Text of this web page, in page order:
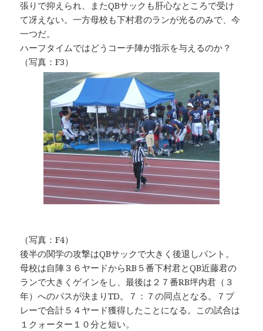
張りで抑えられ、またQBサックも肝心なところで受け
て冴えない。一方母校も下村君のランが光るのみで、今
一つだ。
ハーフタイムではどうコーチ陣が指示を与えるのか？
（写真：F3）
（写真：F4）
後半の関学の攻撃はQBサックで大きく後退しパント。
母校は自陣３６ヤードからRB５番下村君とQB近藤君の
ランで大きくゲインをし、最後は２７番RB坪内君（３
年）へのパスが決まりTD。７：７の同点となる。７プ
レーで合計５４ヤード獲得したことになる。この試合は
１クォーター１０分と短い。